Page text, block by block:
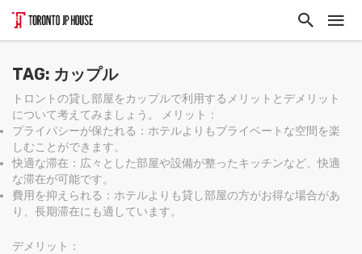
TAG: カップル
トロントの貸し部屋をカップルで利用するメリットとデメリット
について考えてみましょう。 メリット：
プライバシーが保たれる：ホテルよりもプライベートな空間を楽
しむことができます。
快適な滞在：広々とした部屋や設備が整ったキッチンなど、快適
な滞在が可能です。
費用を抑えられる：ホテルよりも貸し部屋の方がお得な場合があ
り、長期滞在にも適しています。
デメリット：